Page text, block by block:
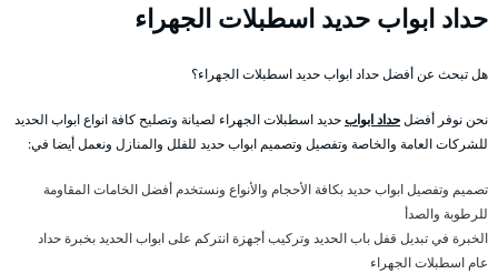
حداد ابواب حديد اسطبلات الجهراء
هل تبحث عن أفضل حداد ابواب حديد اسطبلات الجهراء؟
نحن نوفر أفضلحداد ابوابحديد اسطبلات الجهراء لصيانة وتصليح كافة انواع ابواب الحديد
للشركات العامة والخاصة وتفصيل وتصميم ابواب حديد للفلل والمنازل ونعمل أيضا في:
تصميم وتفصيل ابواب حديد بكافة الأحجام والأنواع ونستخدم أفضل الخامات المقاومة
للرطوبة والصدأ
الخبرة في تبديل قفل باب الحديد وتركيب أجهزة انتركم على ابواب الحديد بخبرة حداد
عام اسطبلات الجهراء